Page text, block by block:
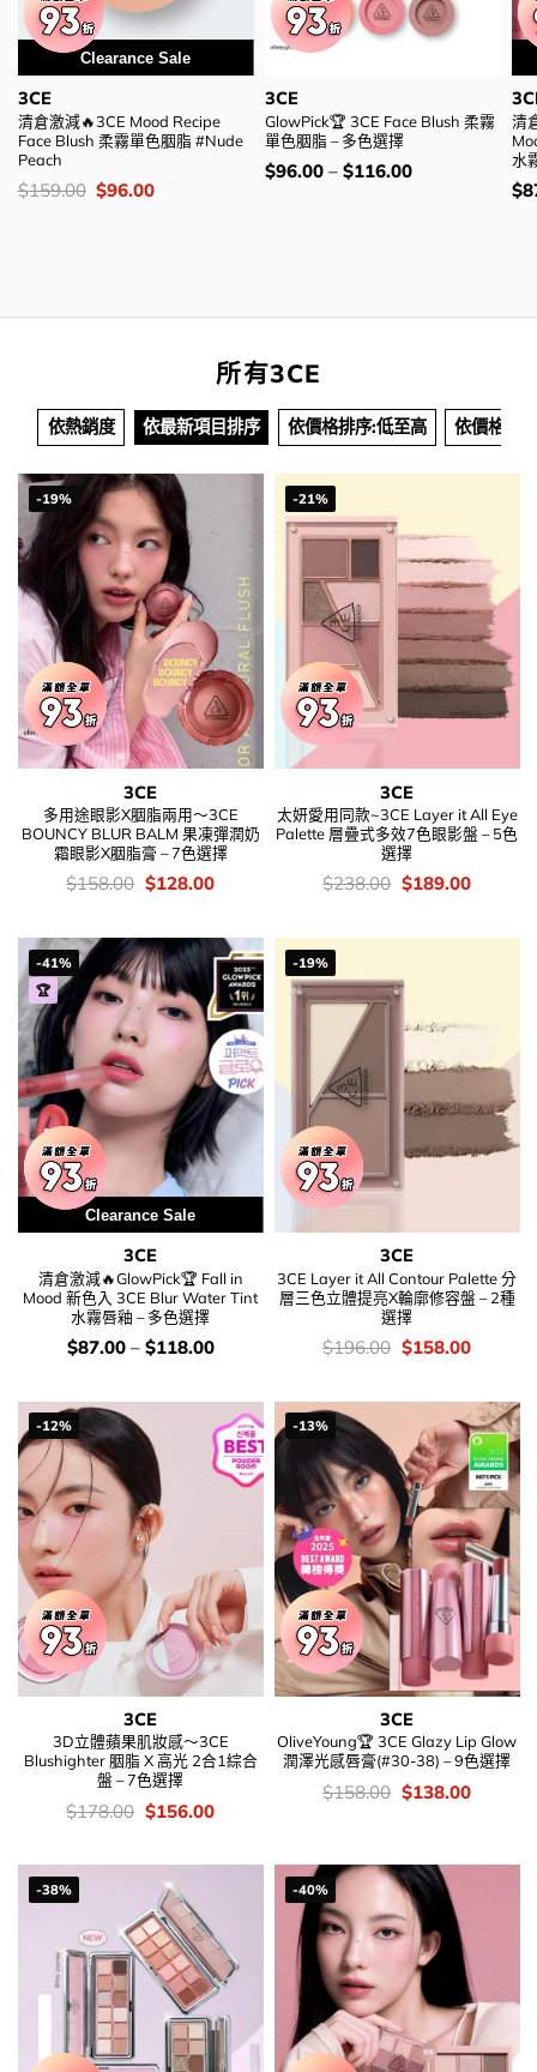
Special Price
Clearance Sale
3CE
清倉激減🔥3CE Mood Recipe
Face Blush 柔霧單色胭脂 #Nude
Peach
價
錢：
$159.00 Original
price
$96.00Current
3CE
GlowPick🏆 3CE Face Blush 柔霧
單色胭脂 – 多色選擇
價
錢：
$96.00– $116.00
清
水
價
錢
$
所有3CE
依熱銷度 依最新項目排序 依價格排序:低至高 依價格排
-19%
3CE
多用途眼影X胭脂兩用～3CE
BOUNCY BLUR BALM 果凍彈潤奶
霜眼影X胭脂膏 – 7色選擇
價
$158.00 Original
$158.00.
$128.00Current
$128.00.
-21%
3CE
太妍愛用同款~3CE Layer it All Eye
Palette 層疊式多效7色眼影盤 – 5色
選擇
價
$238.00 Original
$238.00.
$189.00Current
-41%
🏆
Clearance Sale
3CE
清倉激減🔥GlowPick🏆 Fall in
Mood 新色入 3CE Blur Water Tint
水霧唇釉 – 多色選擇
價
錢：
$87.00– $118.00
-19%
3CE
3CE Layer it All Contour Palette 分
層三色立體提亮X輪廓修容盤 – 2種
選擇
價
錢：
$196.00 Original
price
$196.00.
$158.00Current
-12%
3CE
3D立體蘋果肌妝感～3CE
Blushighter 胭脂 X 高光 2合1綜合
盤 – 7色選擇
價
錢：
$178.00 Original
price
$178.00.
$156.00Current
$156.00.
-13%
3CE
OliveYoung🏆 3CE Glazy Lip Glow
潤澤光感唇膏(#30-38) – 9色選擇
價
錢：
$158.00 Original
price
$138.00Current
-38% -40%